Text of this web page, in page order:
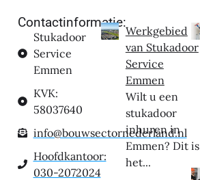
Contactinformatie:
Stukadoor
Service
Emmen
KVK:
58037640
info@bouwsectornederland.nl
Hoofdkantoor:
030-2072024
Werkgebied
van Stukadoor
Service
Emmen
Wilt u een
stukadoor
inhuren in
Emmen? Dit is
het...